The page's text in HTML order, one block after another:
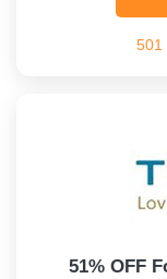
501
51% OFF